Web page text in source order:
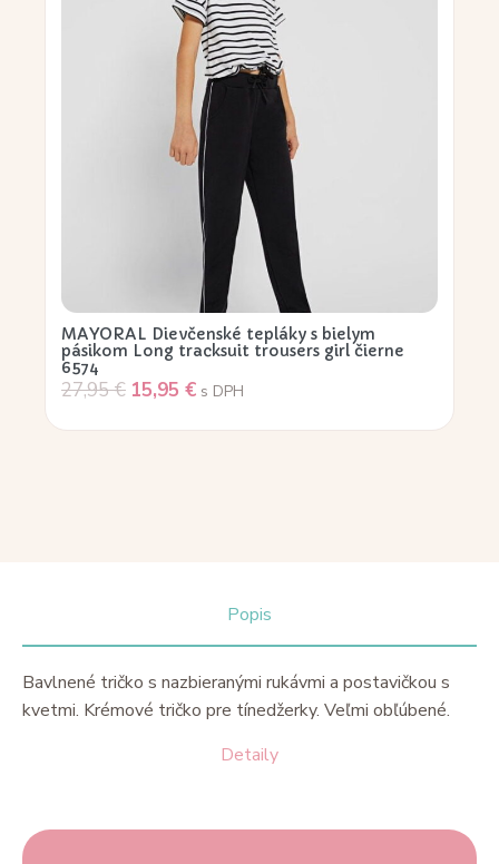
MAYORAL Dievčenské tepláky s bielym
pásikom Long tracksuit trousers girl čierne
6574
27,95€ 15,95 € s DPH
Popis
Detaily
Bavlnené tričko s nazbieranými rukávmi a postavičkou s
kvetmi. Krémové tričko pre tínedžerky. Veľmi obľúbené.